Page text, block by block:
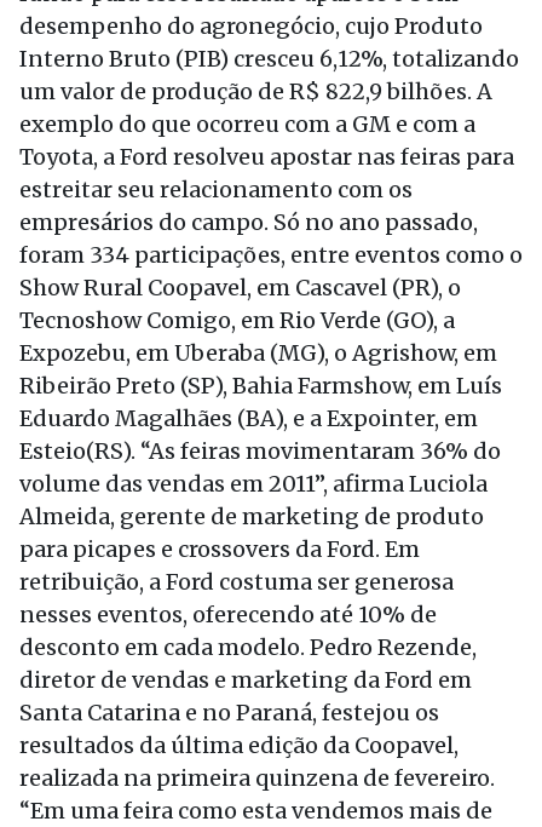
desempenho do agronegócio, cujo Produto
Interno Bruto (PIB) cresceu 6,12%, totalizando
um valor de produção de R$ 822,9 bilhões. A
exemplo do que ocorreu com a GM e com a
Toyota, a Ford resolveu apostar nas feiras para
estreitar seu relacionamento com os
empresários do campo. Só no ano passado,
foram 334 participações, entre eventos como o
Show Rural Coopavel, em Cascavel (PR), o
Tecnoshow Comigo, em Rio Verde (GO), a
Expozebu, em Uberaba (MG), o Agrishow, em
Ribeirão Preto (SP), Bahia Farmshow, em Luís
Eduardo Magalhães (BA), e a Expointer, em
Esteio(RS). “As feiras movimentaram 36% do
volume das vendas em 2011”, afirma Luciola
Almeida, gerente de marketing de produto
para picapes e crossovers da Ford. Em
retribuição, a Ford costuma ser generosa
nesses eventos, oferecendo até 10% de
desconto em cada modelo. Pedro Rezende,
diretor de vendas e marketing da Ford em
Santa Catarina e no Paraná, festejou os
resultados da última edição da Coopavel,
realizada na primeira quinzena de fevereiro.
“Em uma feira como esta vendemos mais de